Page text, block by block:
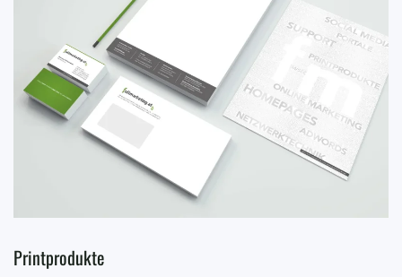
Printprodukte